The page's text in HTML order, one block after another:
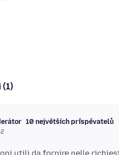
10 největších přispěvatelů